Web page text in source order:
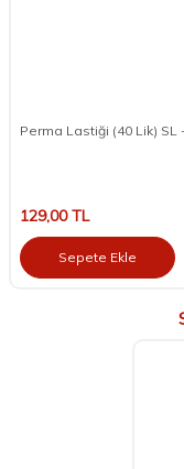
Perma Lastiği (40 Lik) SL
129,00TL
Sepete Ekle